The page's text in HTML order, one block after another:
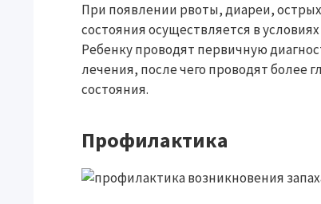
При появлении рвоты, диареи,
состояния осуществляется в
Ребенку проводят первичную
лечения, после чего проводят более
состояния.
Профилактика